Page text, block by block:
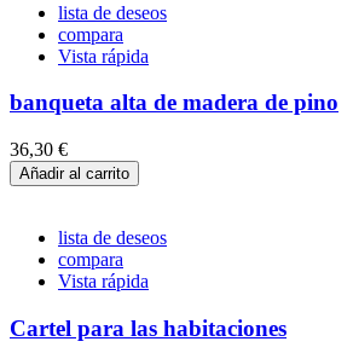
lista de deseos
compara
Vista rápida
banqueta alta de madera de pino
36,30 €
Añadir al carrito
lista de deseos
compara
Vista rápida
Cartel para las habitaciones